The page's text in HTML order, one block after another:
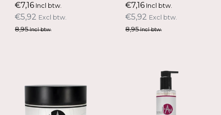
€7,16 Incl btw.
€5,92 Excl btw.
8,95Incl btw.
€7,16 Incl btw.
€5,92 Excl btw.
8,95Incl btw.